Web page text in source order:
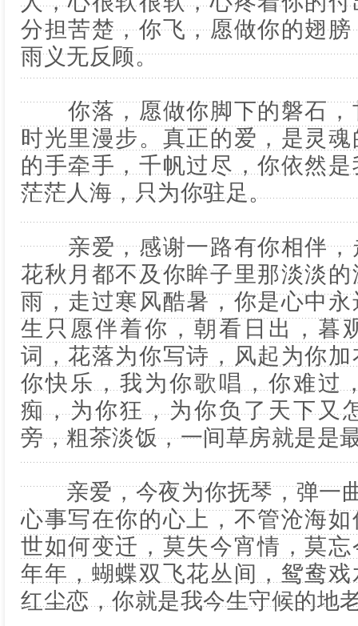
分担苦楚，你飞，愿做你的翅
雨义无反顾。
你落，愿做你脚下的磐石，
时光里漫步。真正的爱，是灵
的手牵手，千帆过尽，你依然
茫茫人海，只为你驻足。
亲爱，感谢一路有你相伴，
花秋月都不及你眸子里那淡淡
雨，走过寒风酷暑，你是心中
生只愿伴着你，朝看日出，暮
词，花落为你写诗，风起为你
你快乐，我为你歌唱，你难过
痴，为你狂，为你负了天下又
旁，粗茶淡饭，一间草房就是是
亲爱，今夜为你抚琴，弹一曲
心事写在你的心上，不管沧海
世如何变迁，莫失今宵情，莫
年年，蝴蝶双飞花丛间，鸳鸯
红尘恋，你就是我今生守候的地